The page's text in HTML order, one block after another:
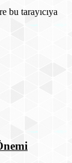
bu tarayıcıya